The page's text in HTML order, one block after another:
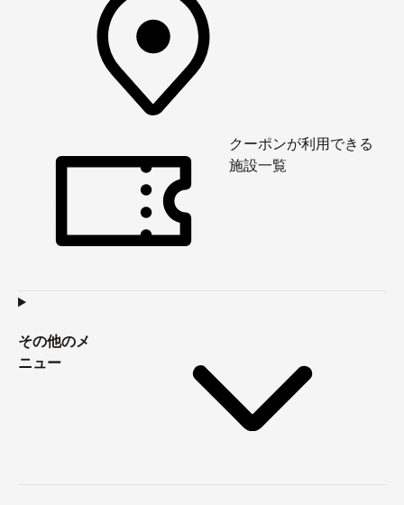
クーポンが利用できる
施設一覧
その他のメ
ニュー